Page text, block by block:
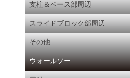
支柱＆ベース部周辺
スライドブロック部周辺
その他
ウォールソー